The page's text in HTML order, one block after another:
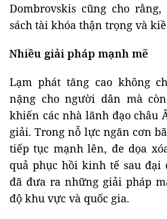
Dombrovskis cũng cho
sách tài khóa thận trọng và
Nhiều giải pháp mạnh mẽ
Lạm phát tăng cao không
nặng cho người dân mà
khiến các nhà lãnh đạo
giải. Trong nỗ lực ngăn cơn
tiếp tục mạnh lên, đe dọa
quả phục hồi kinh tế sau đại
đã đưa ra những giải pháp
độ khu vực và quốc gia.